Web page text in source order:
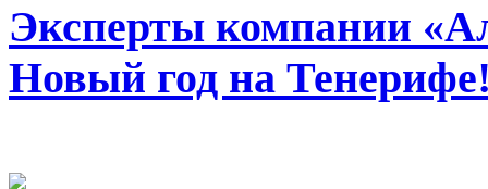
Эксперты компании
Новый год на